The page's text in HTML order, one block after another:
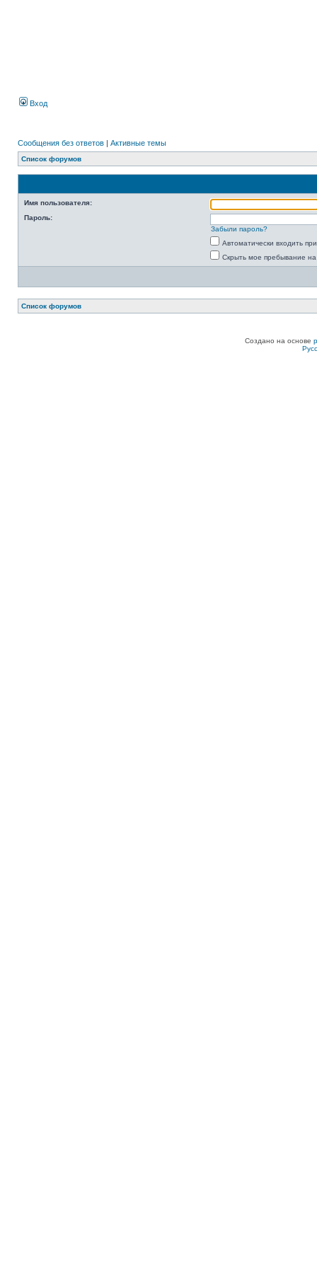
Вход
Сообщения без ответов | Активные темы
Список форумов
Имя пользователя:
Пароль:
Забыли пароль?
Автоматически входить
Скрыть мое пребывание
Список форумов
Создано на основе